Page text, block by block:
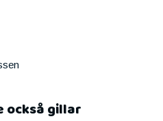
också gillar